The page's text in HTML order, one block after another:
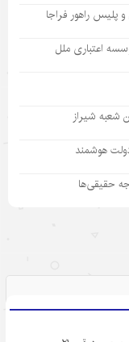
پلیس راهور فراجا
شعبه شیراز
هوشمند
حقیقی‌ها